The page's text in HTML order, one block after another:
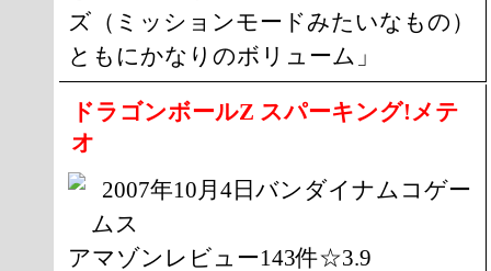
ズ（ミッションモードみたいなもの）
ともにかなりのボリューム」
ドラゴンボールZ スパーキング!メテ
オ
2007年10月4日バンダイナムコゲー
ムス
アマゾンレビュー143件☆3.9